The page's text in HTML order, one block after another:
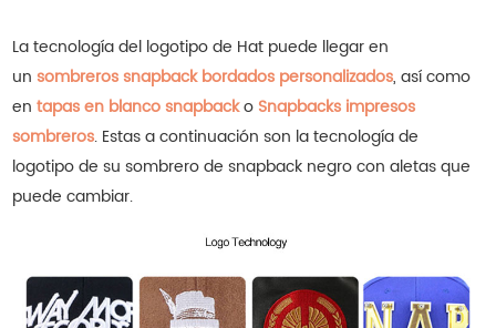
La tecnología del logotipo de Hat puede llegar en
un sombreros snapback bordados personalizados, así como
entapas en blanco snapbacko Snapbacks impresos
sombreros. Estas a continuación son la tecnología de
logotipo de su sombrero de snapback negro con aletas que
puede cambiar.